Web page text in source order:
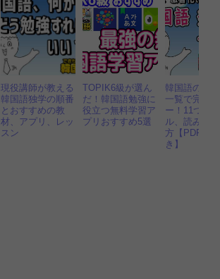
現役講師が教える
韓国語独学の順番
とおすすめの教
材、アプリ、レッ
スン
TOPIK6級が選ん
だ！韓国語勉強に
役立つ無料学習ア
プリおすすめ5選
韓国語の発
一覧で完全
ー！11つの
ル、読み方
方【PDF・
き】